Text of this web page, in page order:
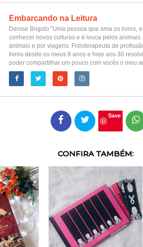
Embarcando na Leitura
Denise Brigido "Uma pessoa que ama os livros,
conhecer novas culturas e é louca pelos
animais e por viagens. Fisioterapeuta de
livros desde os meus 8 anos e hoje aos 30
poder compartilhar um pouco com vocês o meu
Save
CONFIRA TAMBÉM: